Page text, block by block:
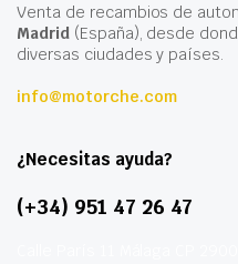
Venta de recambios de
Madrid(España), desde
diversas ciudades y países.
info@motorche.com
¿Necesitas ayuda?
(+34) 951 47 26 47